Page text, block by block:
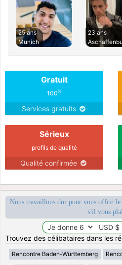
25 ans
Munich
23 ans
Gratuit
100%
Services gratuits
Sérieux
profils de qualité
Qualité confirmée
Nous travaillons dur pour vous offrir le
s'il vous
Trouvez des célibataires dans les
Rencontre Baden-Württemberg